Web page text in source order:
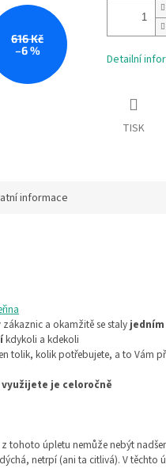
616 Kč
–6 %
Detailní
TISK
informace
zákaznic a okamžitě se staly
kdykoli a kdekoli
tolik, kolik potřebujete, a to Vám
využijete je celoročně
tohoto úpletu nemůže nebýt
netrpí (ani ta citlivá). V těchto